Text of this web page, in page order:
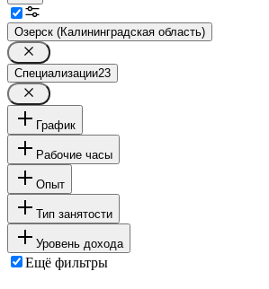
Озерск (Калининградская область)
Специализации23
График
Рабочие часы
Опыт
Тип занятости
Уровень дохода
Ещё фильтры